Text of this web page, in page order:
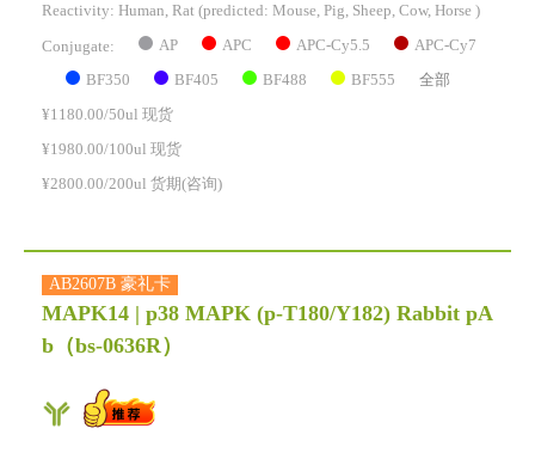
Reactivity: Human, Rat (predicted: Mouse, Pig, Sheep, Cow, Horse )
Conjugate: AP APC APC-Cy5.5 APC-Cy7
BF350 BF405 BF488 BF555 全部
¥1180.00/50ul 现货
¥1980.00/100ul 现货
¥2800.00/200ul 货期(咨询)
AB2607B 豪礼卡
MAPK14 | p38 MAPK (p-T180/Y182) Rabbit pA
b （bs-0636R）